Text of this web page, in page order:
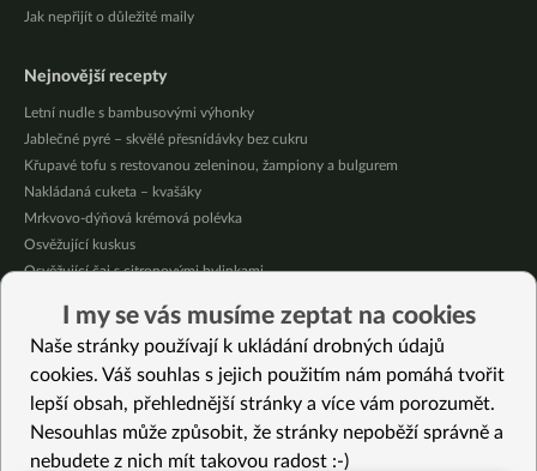
Jak nepřijít o důležité maily
Nejnovější recepty
Letní nudle s bambusovými výhonky
Jablečné pyré – skvělé přesnídávky bez cukru
Křupavé tofu s restovanou zeleninou, žampiony a bulgurem
Nakládaná cuketa – kvašáky
Mrkvovo-dýňová krémová polévka
Osvěžující kuskus
Osvěžující čaj s citronovými bylinkami
Čokoládové muffiny s mangovým krémem
Meruňky a jablka v citrónovém želé
Vybrané recepty
Pekanová kolečka bez lepku
I my se vás musíme zeptat na cookies
Naše stránky používají k ukládání drobných údajů
cookies. Váš souhlas s jejich použitím nám pomáhá tvořit
lepší obsah, přehlednější stránky a více vám porozumět.
Nesouhlas může způsobit, že stránky nepoběží správně a
nebudete z nich mít takovou radost :-)